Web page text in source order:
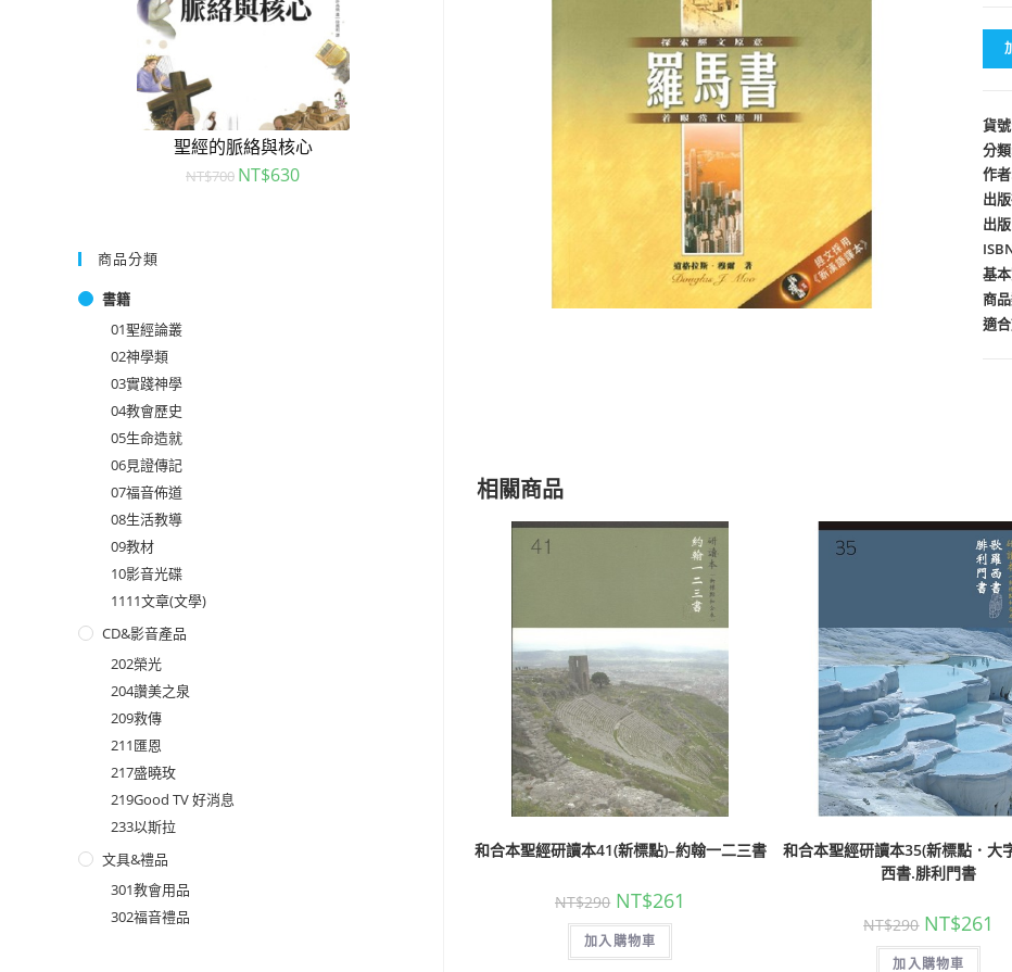
貨
分
作
出
出
基
商
適
相關商品
和合本聖經研讀本41(新標點)–約翰一二三書
NT$290 NT$261
加入購物車
和合本聖經研讀本35(新標點．大
西書.腓利門書
NT$290 NT$261
加入購物車
聖經的脈絡與核心
NT$700 NT$630
商品分類
書籍
01聖經論叢
02神學類
03實踐神學
04教會歷史
05生命造就
06見證傳記
07福音佈道
08生活教導
09教材
10影音光碟
1111文章(文學)
CD&影音產品
202榮光
204讚美之泉
209救傳
211匯恩
217盛曉玫
219Good TV 好消息
233以斯拉
文具&禮品
301教會用品
302福音禮品